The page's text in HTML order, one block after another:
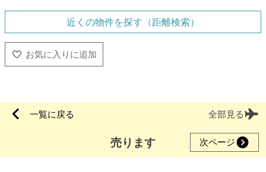
近くの物件を探す（距離検索）
一覧に戻る 全部見る
売ります 次ページ